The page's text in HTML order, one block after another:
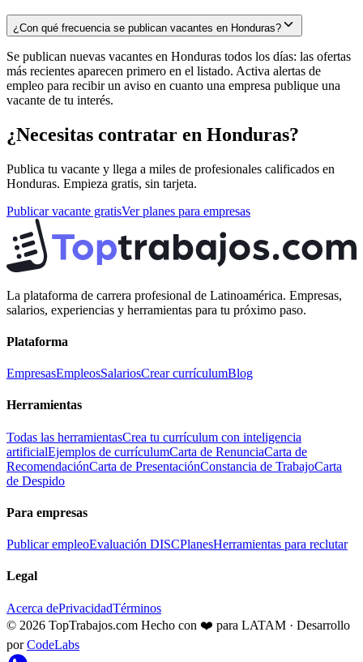
¿Con qué frecuencia se publican vacantes en Honduras?
Se publican nuevas vacantes en Honduras todos los días: las ofertas
más recientes aparecen primero en el listado. Activa alertas de
empleo para recibir un aviso en cuanto una empresa publique una
vacante de tu interés.
¿Necesitas contratar en Honduras?
Publica tu vacante y llega a miles de profesionales calificados en
Honduras. Empieza gratis, sin tarjeta.
Publicar vacante gratisVer planes para empresas
La plataforma de carrera profesional de Latinoamérica. Empresas,
salarios, experiencias y herramientas para tu próximo paso.
Plataforma
EmpresasEmpleosSalariosCrear currículumBlog
Herramientas
Todas las herramientasCrea tu currículum con inteligencia
artificialEjemplos de currículumCarta de RenunciaCarta de
RecomendaciónCarta de PresentaciónConstancia de TrabajoCarta
de Despido
Para empresas
Publicar empleoEvaluación DISCPlanesHerramientas para reclutar
Legal
Acerca dePrivacidadTérminos
© 2026 TopTrabajos.com Hecho con ❤️ para LATAM · Desarrollo
por CodeLabs